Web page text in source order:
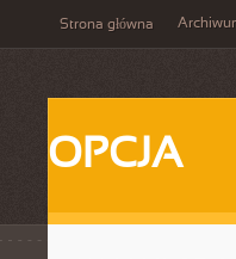
Strona główna
OPCJA